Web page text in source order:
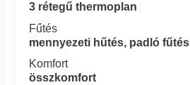
3 rétegű thermoplan
Fűtés
mennyezeti hűtés, padló fűtés
Komfort
összkomfort